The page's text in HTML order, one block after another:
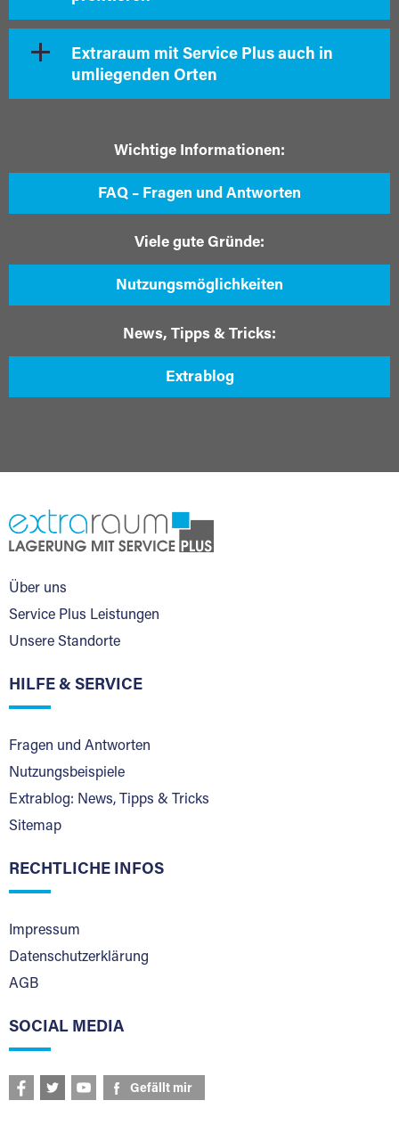
Extraraum mit Service Plus auch in
umliegenden Orten
Wichtige Informationen:
FAQ – Fragen und Antworten
Viele gute Gründe:
Nutzungsmöglichkeiten
News, Tipps & Tricks:
Extrablog
Über uns
Service Plus Leistungen
Unsere Standorte
HILFE & SERVICE
Fragen und Antworten
Nutzungsbeispiele
Extrablog: News, Tipps & Tricks
Sitemap
RECHTLICHE INFOS
Impressum
Datenschutzerklärung
AGB
SOCIAL MEDIA
Gefällt mir